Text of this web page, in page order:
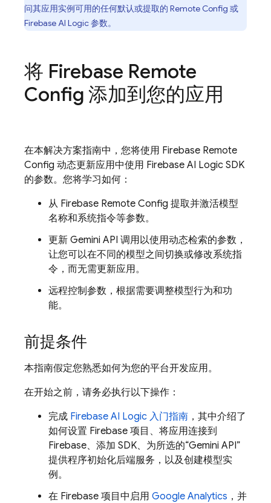
问其应用实例可用的任何默认或提取的 Remote Config 或
Firebase AI Logic参数。
将 Firebase Remote
Config 添加到您的应用
在本解决方案指南中，您将使用 Firebase Remote
Config 动态更新应用中使用 Firebase AI Logic SDK
的参数。您将学习如何：
从 Firebase Remote Config 提取并激活模型
名称和系统指令等参数。
更新 Gemini API 调用以使用动态检索的参数，
让您可以在不同的模型之间切换或修改系统指
令，而无需更新应用。
远程控制参数，根据需要调整模型行为和功
能。
前提条件
本指南假定您熟悉如何为您的平台开发应用。
在开始之前，请务必执行以下操作：
完成 Firebase AI Logic 入门指南 ，其中介绍了
如何设置 Firebase 项目、将应用连接到
Firebase、添加 SDK、为所选的“Gemini API”
提供程序初始化后端服务，以及创建模型实
例。
在 Firebase 项目中启用 Google Analytics ，并